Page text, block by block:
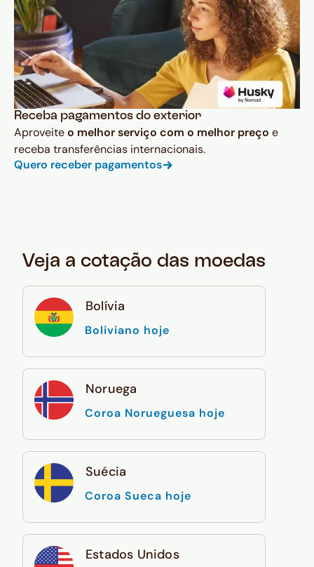
Receba pagamentos do exterior
Aproveiteo melhor serviço com o melhor preço e
receba transferências internacionais.
Quero receber pagamentos
Veja a cotação das moedas
Bolívia
Boliviano hoje
Noruega
Coroa Norueguesa hoje
Suécia
Coroa Sueca hoje
Estados Unidos